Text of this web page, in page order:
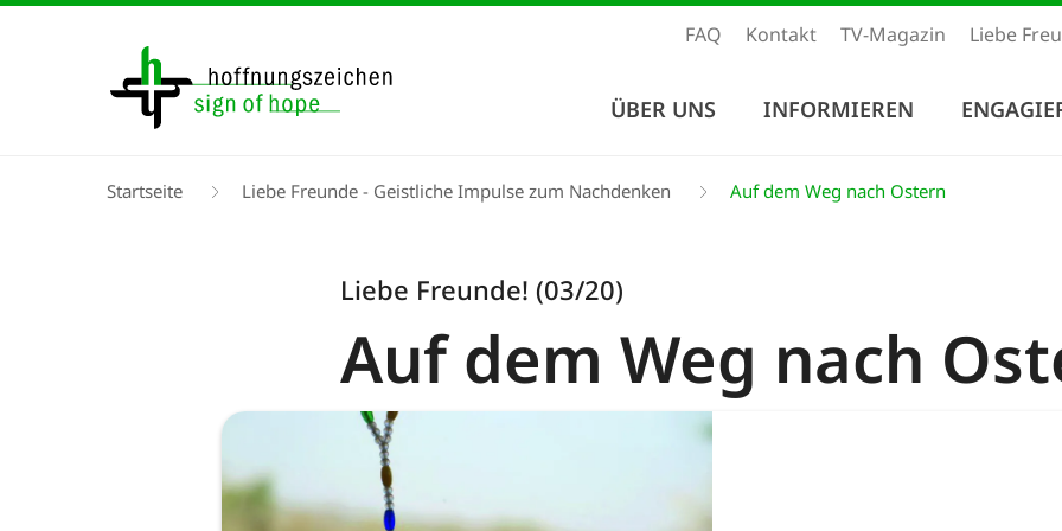
FAQ Kontakt TV-Magazin Liebe
ÜBER UNS INFORMIEREN
Pfadnavigation
Startseite Liebe Freunde - Geistliche Impulse zum Nachdenken Auf dem Weg nach Ostern
Liebe Freunde! (03/20)
Auf dem Weg nach